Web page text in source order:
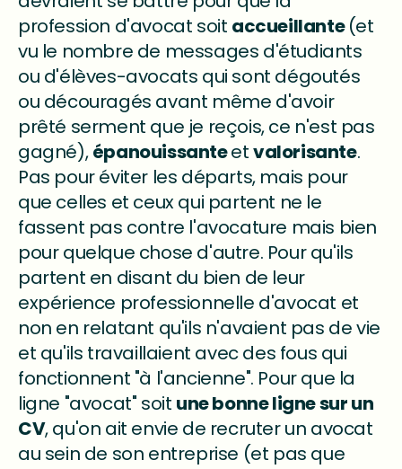
profession d'avocat soit accueillante(et
vu le nombre de messages d'étudiants
ou d'élèves-avocats qui sont dégoutés
ou découragés avant même d'avoir
prêté serment que je reçois, ce n'est pas
gagné),épanouissanteetvalorisante.
Pas pour éviter les départs, mais pour
que celles et ceux qui partent ne le
fassent pas contre l'avocature mais bien
pour quelque chose d'autre. Pour qu'ils
partent en disant du bien de leur
expérience professionnelle d'avocat et
non en relatant qu'ils n'avaient pas de vie
et qu'ils travaillaient avec des fous qui
fonctionnent "à l'ancienne". Pour que la
ligne "avocat" soit une bonne ligne sur un
CV, qu'on ait envie de recruter un avocat
au sein de son entreprise (et pas que